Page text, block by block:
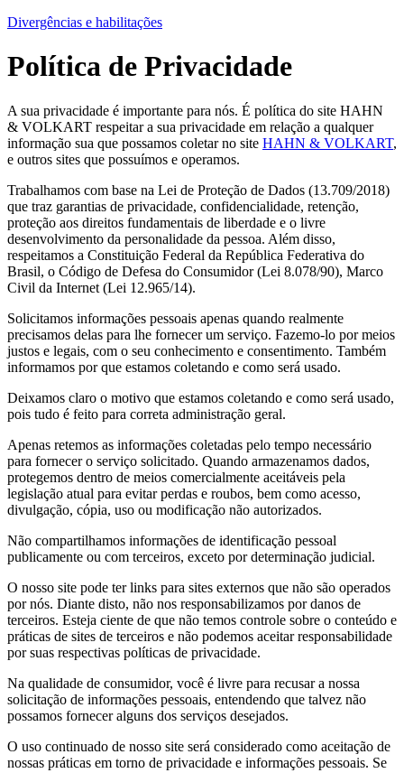
Divergências e habilitações
Política de Privacidade
A sua privacidade é importante para nós. É política do site HAHN
& VOLKART respeitar a sua privacidade em relação a qualquer
informação sua que possamos coletar no site HAHN & VOLKART,
e outros sites que possuímos e operamos.
Trabalhamos com base na Lei de Proteção de Dados (13.709/2018)
que traz garantias de privacidade, confidencialidade, retenção,
proteção aos direitos fundamentais de liberdade e o livre
desenvolvimento da personalidade da pessoa. Além disso,
respeitamos a Constituição Federal da República Federativa do
Brasil, o Código de Defesa do Consumidor (Lei 8.078/90), Marco
Civil da Internet (Lei 12.965/14).
Solicitamos informações pessoais apenas quando realmente
precisamos delas para lhe fornecer um serviço. Fazemo-lo por meios
justos e legais, com o seu conhecimento e consentimento. Também
informamos por que estamos coletando e como será usado.
Deixamos claro o motivo que estamos coletando e como será usado,
pois tudo é feito para correta administração geral.
Apenas retemos as informações coletadas pelo tempo necessário
para fornecer o serviço solicitado. Quando armazenamos dados,
protegemos dentro de meios comercialmente aceitáveis pela
legislação atual ​​para evitar perdas e roubos, bem como acesso,
divulgação, cópia, uso ou modificação não autorizados.
Não compartilhamos informações de identificação pessoal
publicamente ou com terceiros, exceto por determinação judicial.
O nosso site pode ter links para sites externos que não são operados
por nós. Diante disto, não nos responsabilizamos por danos de
terceiros. Esteja ciente de que não temos controle sobre o conteúdo e
práticas de sites de terceiros e não podemos aceitar responsabilidade
por suas respectivas políticas de privacidade.
Na qualidade de consumidor, você é livre para recusar a nossa
solicitação de informações pessoais, entendendo que talvez não
possamos fornecer alguns dos serviços desejados.
O uso continuado de nosso site será considerado como aceitação de
nossas práticas em torno de privacidade e informações pessoais. Se